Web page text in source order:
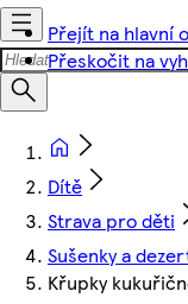
Přejít na hlavní
Přeskočit na
Dítě
Strava pro děti
Sušenky a
Křupky